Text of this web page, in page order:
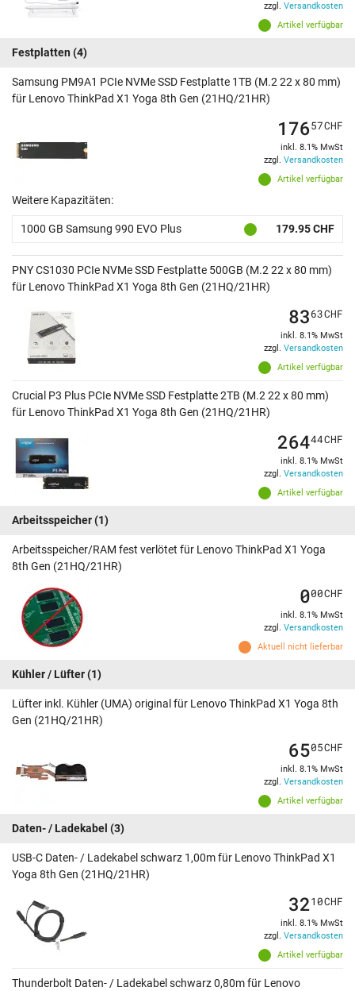
Artikel verfügbar
zzgl. Versandkosten
Festplatten (4)
Samsung PM9A1 PCIe NVMe SSD Festplatte 1TB (M.2 22 x 80 mm)
für Lenovo ThinkPad X1 Yoga 8th Gen (21HQ/21HR)
Artikel verfügbar
17657CHF
inkl. 8.1% MwSt
zzgl. Versandkosten
Weitere Kapazitäten:
1000 GB Samsung 990 EVO Plus 179.95 CHF
PNY CS1030 PCIe NVMe SSD Festplatte 500GB (M.2 22 x 80 mm)
für Lenovo ThinkPad X1 Yoga 8th Gen (21HQ/21HR)
Artikel verfügbar
8363CHF
inkl. 8.1% MwSt
zzgl. Versandkosten
Crucial P3 Plus PCIe NVMe SSD Festplatte 2TB (M.2 22 x 80 mm)
für Lenovo ThinkPad X1 Yoga 8th Gen (21HQ/21HR)
Artikel verfügbar
26444CHF
inkl. 8.1% MwSt
zzgl. Versandkosten
Arbeitsspeicher(1)
Arbeitsspeicher/RAM fest verlötet für Lenovo ThinkPad X1 Yoga
8th Gen (21HQ/21HR)
Aktuell nicht lieferbar
000CHF
inkl. 8.1% MwSt
zzgl. Versandkosten
Kühler / Lüfter(1)
Lüfter inkl. Kühler (UMA) original für Lenovo ThinkPad X1 Yoga 8th
Gen (21HQ/21HR)
Artikel verfügbar
6505CHF
inkl. 8.1% MwSt
zzgl. Versandkosten
Daten- / Ladekabel (3)
USB-C Daten- / Ladekabel schwarz 1,00m für Lenovo ThinkPad X1
Yoga 8th Gen (21HQ/21HR)
Artikel verfügbar
3210CHF
inkl. 8.1% MwSt
zzgl. Versandkosten
Thunderbolt Daten- / Ladekabel schwarz 0,80m für Lenovo